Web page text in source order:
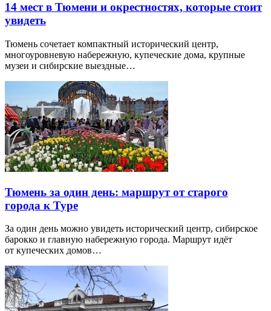
14 мест в Тюмени и окрестностях, которые стоит
увидеть
Тюмень сочетает компактный исторический центр,
многоуровневую набережную, купеческие дома, крупные
музеи и сибирские выездные…
Тюмень за один день: маршрут от старого
города к Туре
За один день можно увидеть исторический центр, сибирское
барокко и главную набережную города. Маршрут идёт
от купеческих домов…